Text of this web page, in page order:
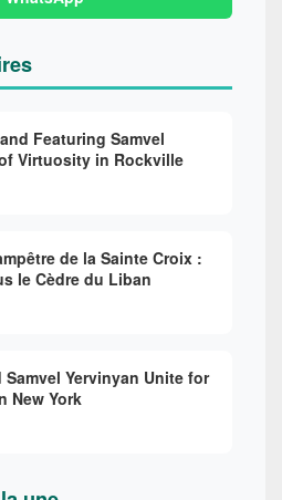
Featuring Samvel
Virtuosity in Rockville
de la Sainte Croix :
le Cèdre du Liban
Yervinyan Unite for
New York